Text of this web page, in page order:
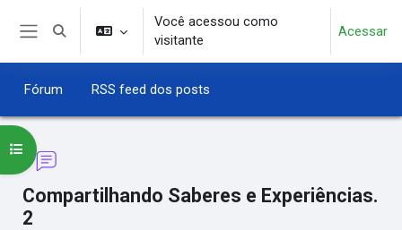
Ir para o conteúdo principal
Alternar entrada de pesquisa
Você acessou como
visitante
Acessar
Fórum RSS feed dos posts
Compartilhando Saberes e Experiências.
2
Abrir índice do curso